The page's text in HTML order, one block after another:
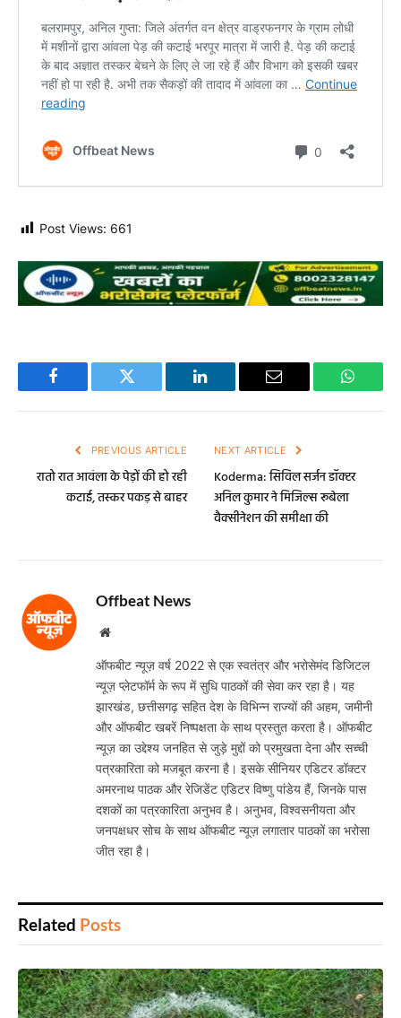
Post Views: 661
Facebook Twitter LinkedIn Email
PREVIOUS ARTICLE
रातो रात आवंला के पेड़ों की हो रही
कटाई, तस्कर पकड़ से बाहर
NEXT ARTICLE
Koderma: सिविल सर्जन डॉक्टर
अनिल कुमार ने मिजिल्स रूबेला
वैक्सीनेशन की समीक्षा की
Offbeat News
Website
ऑफबीट न्यूज़ वर्ष 2022 से एक स्वतंत्र और भरोसेमंद डिजिटल
न्यूज़ प्लेटफॉर्म के रूप में सुधि पाठकों की सेवा कर रहा है। यह
झारखंड, छत्तीसगढ़ सहित देश के विभिन्न राज्यों की अहम, जमीनी
और ऑफबीट खबरें निष्पक्षता के साथ प्रस्तुत करता है। ऑफबीट
न्यूज़ का उद्देश्य जनहित से जुड़े मुद्दों को प्रमुखता देना और सच्ची
पत्रकारिता को मजबूत करना है। इसके सीनियर एडिटर डॉक्टर
अमरनाथ पाठक और रेजिडेंट एडिटर विष्णु पांडेय हैं, जिनके पास
दशकों का पत्रकारिता अनुभव है। अनुभव, विश्वसनीयता और
जनपक्षधर सोच के साथ ऑफबीट न्यूज़ लगातार पाठकों का भरोसा
जीत रहा है।
Related Posts